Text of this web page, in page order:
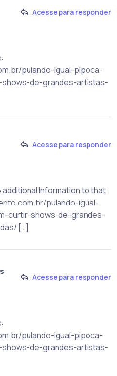
Acesse para responder
pulando-igual-pipoca-
de-grandes-artistas-
Acesse para responder
additional Information to that
pulando-igual-
curtir-shows-de-grandes-
[…]
Acesse para responder
pulando-igual-pipoca-
de-grandes-artistas-